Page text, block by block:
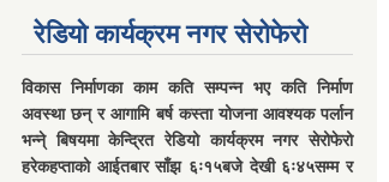
रेडियो कार्यक्रम नगर सेरोफेरो
विकास निर्माणका काम कति सम्पन्न भए कति निर्माण
अवस्था छन् र आगामि बर्ष कस्ता योजना आवश्यक पर्लान
भन्ने् बिषयमा केन्द्रित रेडियो कार्यक्रम नगर सेरोफेरो
हरेकहप्ताको आईतबार साँझ ६ः१५बजे देखी ६ः४५सम्म र